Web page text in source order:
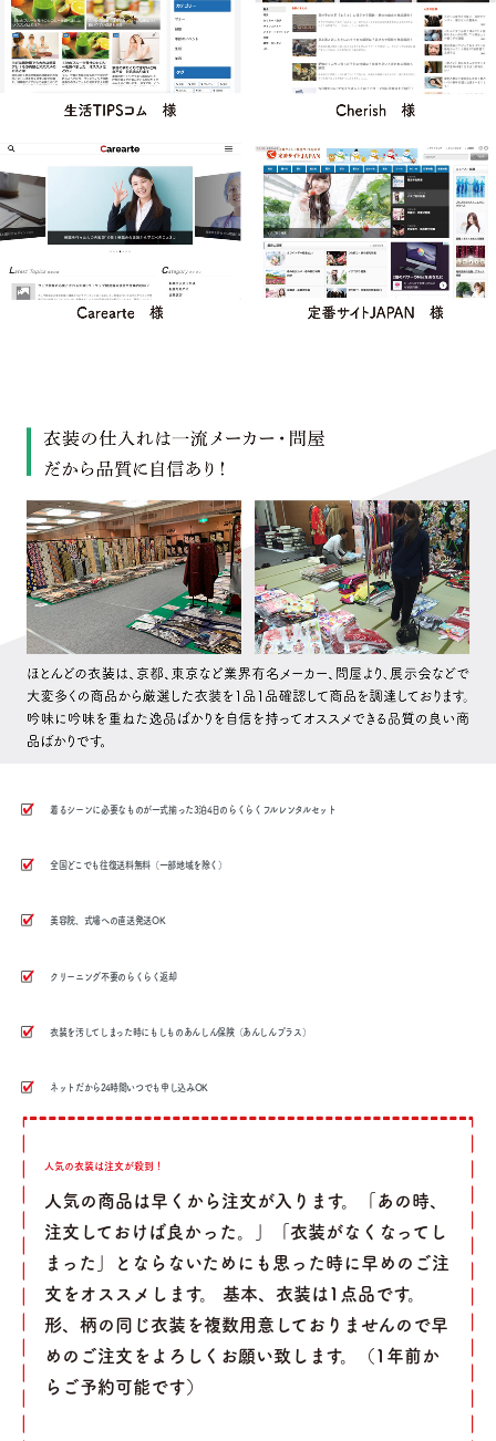
着るシーンに必要なものが一式揃った3泊4日のらくらくフルレンタルセット
全国どこでも往復送料無料（一部地域を除く）
美容院、式場への直送発送OK
クリーニング不要のらくらく返却
衣装を汚してしまった時にもしものあんしん保険（あんしんプラス）
ネットだから24時間いつでも申し込みOK
人気の衣装は注文が殺到！
人気の商品は早くから注文が入ります。「あの時、
注文しておけば良かった。」「衣装がなくなってし
まった」とならないためにも思った時に早めのご注
文をオススメします。 基本、衣装は1点品です。
形、柄の同じ衣装を複数用意しておりませんので早
めのご注文をよろしくお願い致します。（1年前か
らご予約可能です）